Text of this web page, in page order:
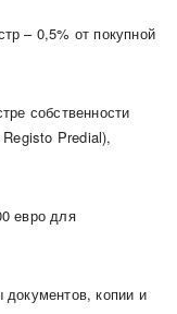
– 0,5% от покупной
собственности
Predial),
евро для
копии и